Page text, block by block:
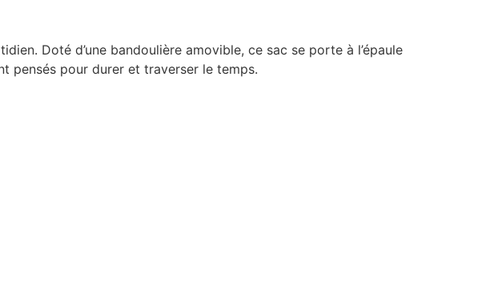
Doté d’une bandoulière amovible, ce sac se porte à l’épaule
pensés pour durer et traverser le temps.